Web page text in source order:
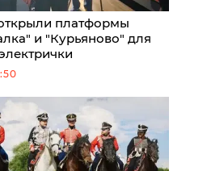
платформы
и "Курьяново" для